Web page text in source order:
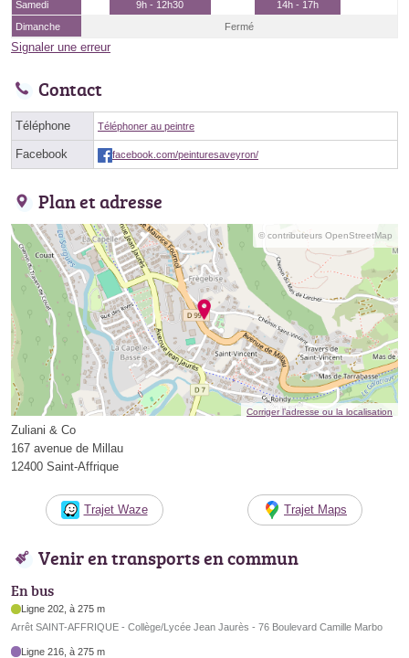
Samedi
9h - 12h30
14h - 17h
Dimanche
Fermé
Signaler une erreur
Contact
Téléphone Téléphoner au peintre
Facebook facebook.com/peinturesaveyron/
Plan et adresse
© contributeurs OpenStreetMap
Corriger l’adresse ou la localisation
Zuliani & Co
167 avenue de Millau
12400 Saint-Affrique
Trajet Waze Trajet Maps
Venir en transports en commun
En bus
Ligne 202, à 275 m
Arrêt SAINT-AFFRIQUE - Collège/Lycée Jean Jaurès - 76 Boulevard Camille Marbo
Ligne 216, à 275 m